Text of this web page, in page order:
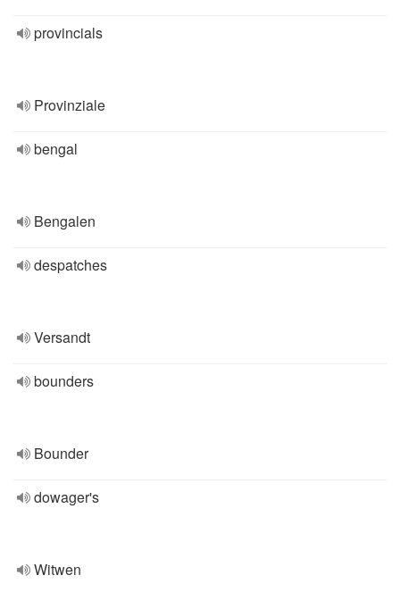
provincials
Provinziale
bengal
Bengalen
despatches
Versandt
bounders
Bounder
dowager's
Witwen